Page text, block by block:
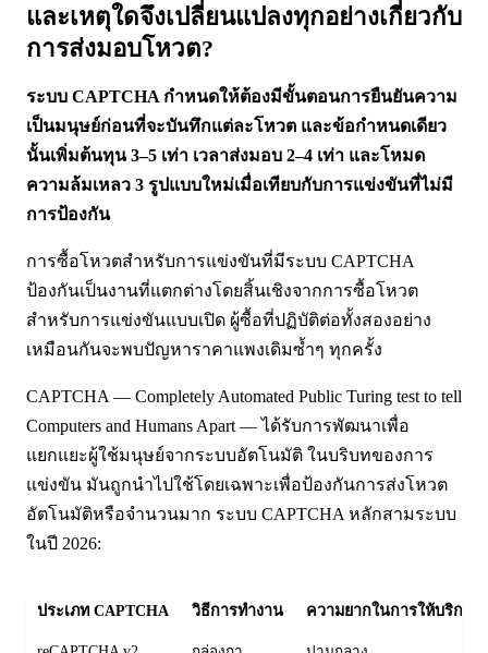
และเหตุใดจึงเปลี่ยนแปลงทุกอย่างเกี่ยวกับ
การส่งมอบโหวต?
ระบบ CAPTCHA กำหนดให้ต้องมีขั้นตอนการยืนยันความ
เป็นมนุษย์ก่อนที่จะบันทึกแต่ละโหวต และข้อกำหนดเดียว
นั้นเพิ่มต้นทุน 3–5 เท่า เวลาส่งมอบ 2–4 เท่า และโหมด
ความล้มเหลว 3 รูปแบบใหม่เมื่อเทียบกับการแข่งขันที่ไม่มี
การป้องกัน
การซื้อโหวตสำหรับการแข่งขันที่มีระบบ CAPTCHA
ป้องกันเป็นงานที่แตกต่างโดยสิ้นเชิงจากการซื้อโหวต
สำหรับการแข่งขันแบบเปิด ผู้ซื้อที่ปฏิบัติต่อทั้งสองอย่าง
เหมือนกันจะพบปัญหาราคาแพงเดิมซ้ำๆ ทุกครั้ง
CAPTCHA — Completely Automated Public Turing test to tell
Computers and Humans Apart — ได้รับการพัฒนาเพื่อ
แยกแยะผู้ใช้มนุษย์จากระบบอัตโนมัติ ในบริบทของการ
แข่งขัน มันถูกนำไปใช้โดยเฉพาะเพื่อป้องกันการส่งโหวต
อัตโนมัติหรือจำนวนมาก ระบบ CAPTCHA หลักสามระบบ
ในปี 2026:
ประเภท CAPTCHA วิธีการทำงาน ความยากในการให้บริการ